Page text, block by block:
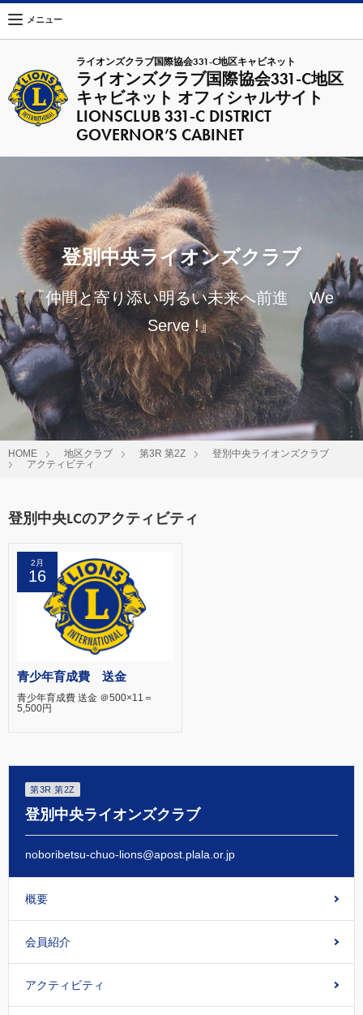
ライオンズクラブ国際協会331-C地区キャビネット
ライオンズクラブ国際協会331-C地区
キャビネット オフィシャルサイト
LIONSCLUB 331-C DISTRICT
GOVERNOR’S CABINET
メニュー
登別中央ライオンズクラブ
『仲間と寄り添い明るい未来へ前進 We
Serve !』
HOME 地区クラブ 第3R 第2Z
登別中央ライオンズクラブ
アクティビティ
登別中央LCのアクティビティ
2月
16
青少年育成費 送金
青少年育成費 送金 ＠500×11＝
5,500円
第3R 第2Z
登別中央ライオンズクラブ
noboribetsu-chuo-lions@apost.plala.or.jp
概要
会員紹介
アクティビティ